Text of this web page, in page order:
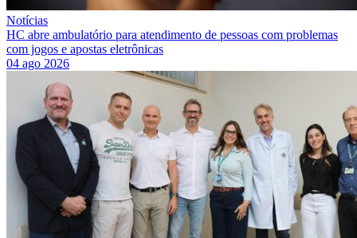
Notícias
HC abre ambulatório para atendimento de pessoas com problemas
com jogos e apostas eletrônicas
04 ago 2026